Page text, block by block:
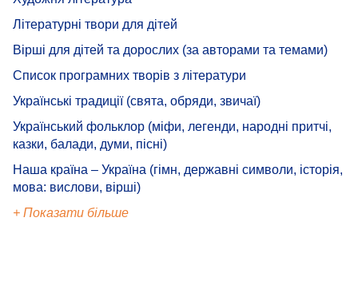
Літературні твори для дітей
Вірші для дітей та дорослих (за авторами та темами)
Список програмних творів з літератури
Українські традиції (свята, обряди, звичаї)
Український фольклор (міфи, легенди, народні притчі,
казки, балади, думи, пісні)
Наша країна – Україна (гімн, державні символи, історія,
мова: вислови, вірші)
+ Показати більше